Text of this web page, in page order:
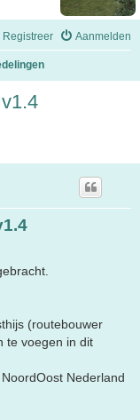
Aanmelden
Registreer
(routebouwer
te voegen in dit
Nederland